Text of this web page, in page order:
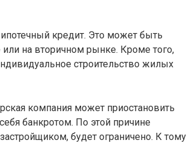
кредит. Это может быть
на вторичном рынке. Кроме того,
строительство жилых
компания может приостановить
банкротом. По этой причине
будет ограничено. К тому